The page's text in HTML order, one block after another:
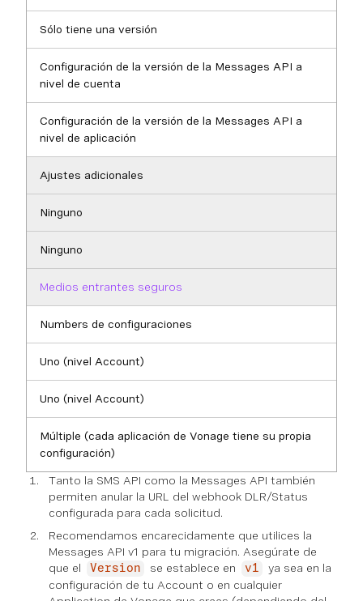
Sólo tiene una versión
Configuración de la versión de la Messages API a
nivel de cuenta
Configuración de la versión de la Messages API a
nivel de aplicación
Ajustes adicionales
Ninguno
Ninguno
Medios entrantes seguros
Numbers de configuraciones
Uno (nivel Account)
Uno (nivel Account)
Múltiple (cada aplicación de Vonage tiene su propia
configuración)
Tanto la SMS API como la Messages API también
permiten anular la URL del webhook DLR/Status
configurada para cada solicitud.
Recomendamos encarecidamente que utilices la
Messages API v1 para tu migración. Asegúrate de
que el
Version se establece en v1
ya sea en la
configuración de tu Account o en cualquier